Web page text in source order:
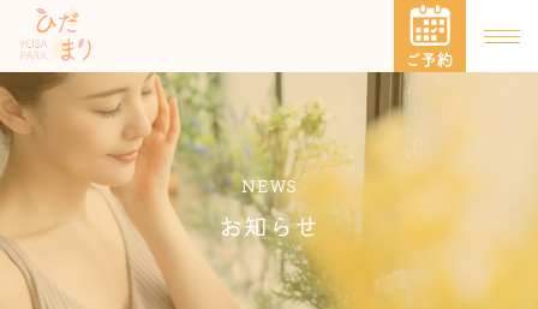
NEWS
お知らせ